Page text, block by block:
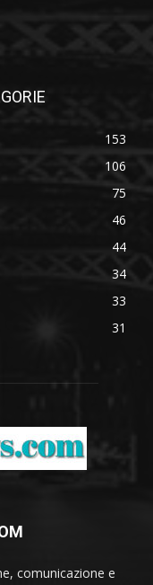
153
106
75
46
44
34
33
31
comunicazione e